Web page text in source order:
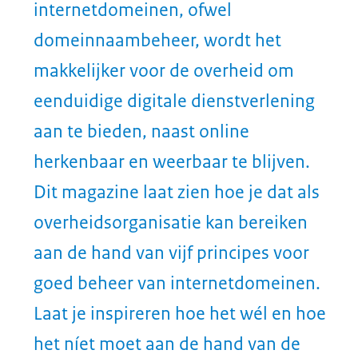
Vijf principes
herkenbaar en weerbaar te blijven.
Dit magazine laat zien hoe je dat als
overheidsorganisatie kan bereiken
aan de hand van vijf principes voor
goed beheer van internetdomeinen.
het níet moet aan de hand van de
voorbeelden gebundeld in dit
magazine.
Met behulp van vijf principes wordt
het voor overheidsorganisaties
Algemene Zaken is verantwoordelijk
voor deuitvoer van het
domeinnaambeleid
van de
Rijksoverheid. Om een centraal
overzicht te bewaren van al haar
domeinen, maakt DPC gebruik van
Domeinnaamregister staan alle
domeinnamen van de Rijksoverheid,
optioneel aangevuld met sub
domeinen waarvan DPC het
monitoren waard vindt. Het
Domeinnaamregister bevat
karakteristieke kenmerken van
domeinen zoals de DNS-beheerder,
verantwoordelijke organisatie,